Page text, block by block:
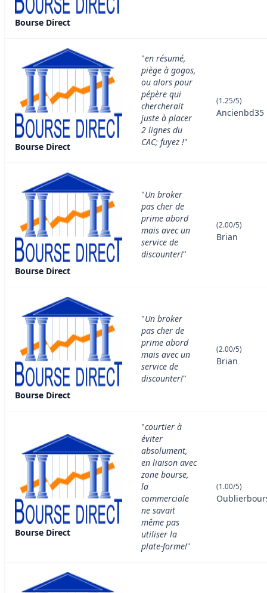
Bourse Direct
Bourse Direct
"en résumé,
piège à gogos,
ou alors pour
pépère qui
chercherait
juste à placer
2 lignes du
CAC; fuyez !"
(1.25/5)
Ancienbd35
Bourse Direct
"Un broker
pas cher de
prime abord
mais avec un
service de
discounter!"
(2.00/5)
Brian
Bourse Direct
"Un broker
pas cher de
prime abord
mais avec un
service de
discounter!"
(2.00/5)
Brian
Bourse Direct
"courtier à
éviter
absolument,
en liaison avec
zone bourse,
la
commerciale
ne savait
même pas
utiliser la
plate-forme!"
(1.00/5)